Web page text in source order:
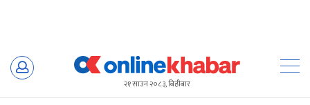
Skip
२१ साउन २०८३, बिहीबार